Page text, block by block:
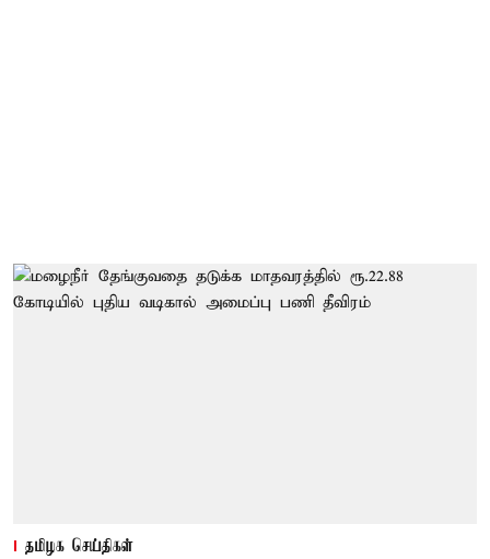
தமிழக செய்திகள்